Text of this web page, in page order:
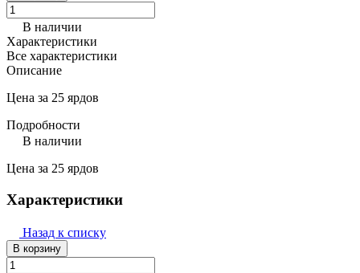
В наличии
Характеристики
Все характеристики
Описание
Цена за 25 ярдов
Подробности
В наличии
Цена за 25 ярдов
Характеристики
Назад к списку
В корзину